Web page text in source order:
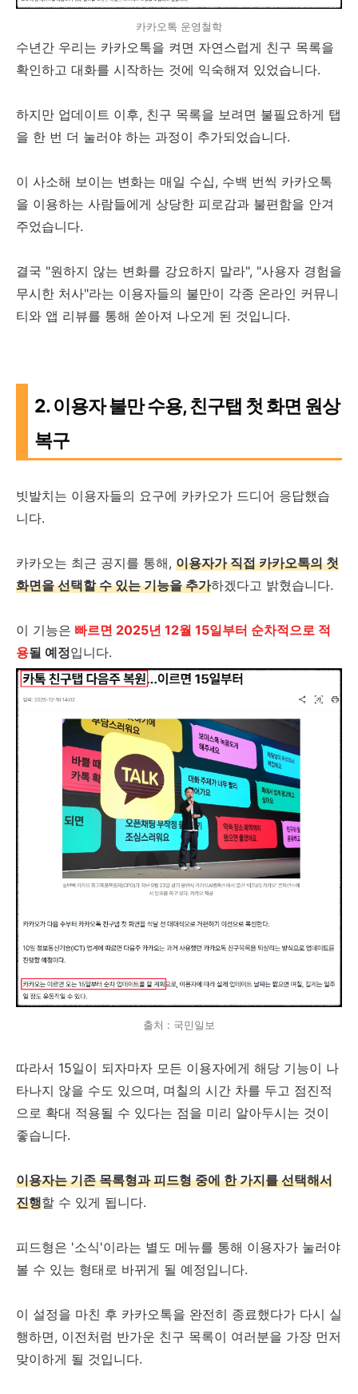
카카오톡 운영철학
수년간 우리는 카카오톡을 켜면 자연스럽게 친구 목록을
확인하고 대화를 시작하는 것에 익숙해져 있었습니다.
하지만 업데이트 이후, 친구 목록을 보려면 불필요하게 탭
을 한 번 더 눌러야 하는 과정이 추가되었습니다.
이 사소해 보이는 변화는 매일 수십, 수백 번씩 카카오톡
을 이용하는 사람들에게 상당한 피로감과 불편함을 안겨
주었습니다.
결국 "원하지 않는 변화를 강요하지 말라", "사용자 경험을
무시한 처사"라는 이용자들의 불만이 각종 온라인 커뮤니
티와 앱 리뷰를 통해 쏟아져 나오게 된 것입니다.
2. 이용자 불만 수용, 친구탭 첫 화면 원상
복구
빗발치는 이용자들의 요구에 카카오가 드디어 응답했습
니다.
카카오는 최근 공지를 통해, 이용자가 직접 카카오톡의 첫
화면을 선택할 수 있는 기능을 추가하겠다고 밝혔습니다.
이 기능은 빠르면 2025년 12월 15일부터 순차적으로 적
용될 예정입니다.
출처 : 국민일보
따라서 15일이 되자마자 모든 이용자에게 해당 기능이 나
타나지 않을 수도 있으며, 며칠의 시간 차를 두고 점진적
으로 확대 적용될 수 있다는 점을 미리 알아두시는 것이
좋습니다.
이용자는 기존 목록형과 피드형 중에 한 가지를 선택해서
진행할 수 있게 됩니다.
피드형은 '소식'이라는 별도 메뉴를 통해 이용자가 눌러야
볼 수 있는 형태로 바뀌게 될 예정입니다.
이 설정을 마친 후 카카오톡을 완전히 종료했다가 다시 실
행하면, 이전처럼 반가운 친구 목록이 여러분을 가장 먼저
맞이하게 될 것입니다.